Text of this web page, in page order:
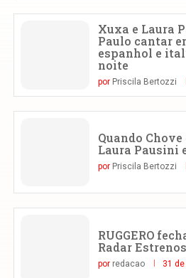
Xuxa e Laura
Paulo cantar
espanhol e
noite
por Priscila Bertozzi
Quando
Laura Pausini
por Priscila Bertozzi
RUGGERO
Radar
por redacao 31